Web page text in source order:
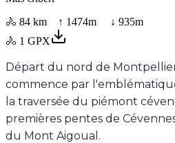
🚴 84 km ↑ 1474m ↓ 935m
🚴 1 GPX
Départ du nord de
commence par
la traversée du piémont
premières pentes de
du Mont Aigoual.